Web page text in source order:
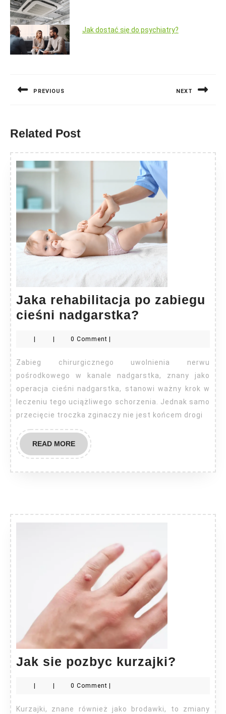
Jak dostać się do psychiatry?
PREVIOUS NEXT
Related Post
Jaka rehabilitacja po zabiegu
cieśni nadgarstka?
rehabilitacja
zabiegu
cieśni
nadgarstka?
0 Comment
Zabieg chirurgicznego uwolnienia nerwu
pośrodkowego w kanale nadgarstka, znany jako
operacja cieśni nadgarstka, stanowi ważny krok w
leczeniu tego uciążliwego schorzenia. Jednak samo
przecięcie troczka zginaczy nie jest końcem drogi
READ MOREREAD
MORE
Jak sie pozbyc kurzajki?
pozbyc
| | 0 Comment |
Kurzajki, znane również jako brodawki, to zmiany